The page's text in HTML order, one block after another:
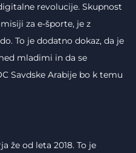
revolucije. Skupnost
za e-športe, je z
To je dodatno dokaz, da je
mladimi in da se
Savdske Arabije bo k temu
že od leta 2018. To je